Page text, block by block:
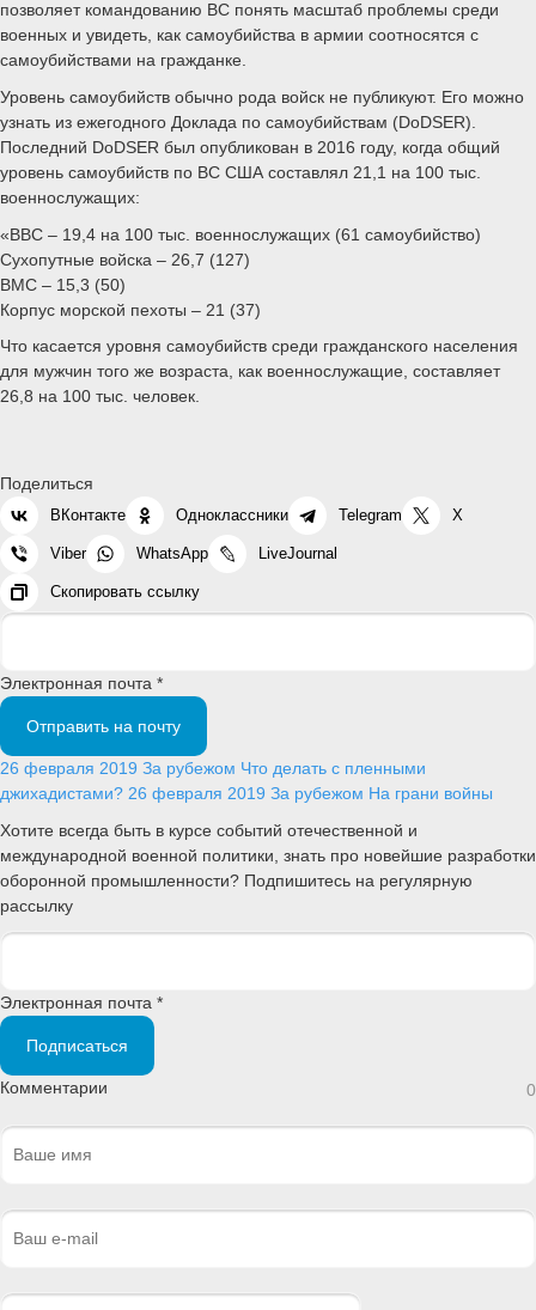
позволяет командованию ВС понять масштаб проблемы среди
военных и увидеть, как самоубийства в армии соотносятся с
самоубийствами на гражданке.
Уровень самоубийств обычно рода войск не публикуют. Его можно
узнать из ежегодного Доклада по самоубийствам (DoDSER).
Последний DoDSER был опубликован в 2016 году, когда общий
уровень самоубийств по ВС США составлял 21,1 на 100 тыс.
военнослужащих:
«ВВС – 19,4 на 100 тыс. военнослужащих (61 самоубийство)
Сухопутные войска – 26,7 (127)
ВМС – 15,3 (50)
Корпус морской пехоты – 21 (37)
Что касается уровня самоубийств среди гражданского населения
для мужчин того же возраста, как военнослужащие, составляет
26,8 на 100 тыс. человек.
Поделиться
ВКонтакте Одноклассники Telegram X
Viber WhatsApp LiveJournal
Скопировать ссылку
Электронная почта *
Отправить на почту
26 февраля 2019 За рубежом Что делать с пленными
джихадистами? 26 февраля 2019 За рубежом На грани войны
Хотите всегда быть в курсе событий отечественной и
международной военной политики, знать про новейшие разработки
оборонной промышленности? Подпишитесь на регулярную
рассылку
Электронная почта *
Подписаться
Комментарии 0